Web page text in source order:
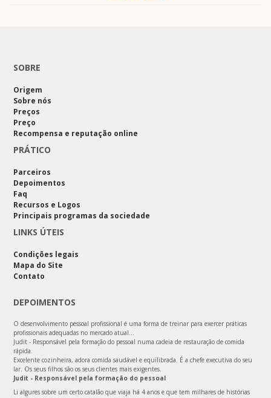
SOBRE
Origem
Sobre nós
Preços
Preço
Recompensa e reputação online
PRÁTICO
Parceiros
Depoimentos
Faq
Recursos e Logos
Principais programas da sociedade
LINKS ÚTEIS
Condições legais
Mapa do Site
Contato
DEPOIMENTOS
O desenvolvimento pessoal profissional é uma forma de treinar para exercer práticas
profissionais adequadas no mercado atual...
Judit - Responsável pela formação do pessoal numa cadeia de restauração de comida
rápida.
Excelente cozinheira, adora comida saudável e equilibrada. É a chefe executiva do seu
lar. Os seus filhos são os seus clientes mais exigentes.
Judit - Responsável pela formação do pessoal
Li algures sobre um certo catalão que viaja há 4 anos e que tem milhares de histórias